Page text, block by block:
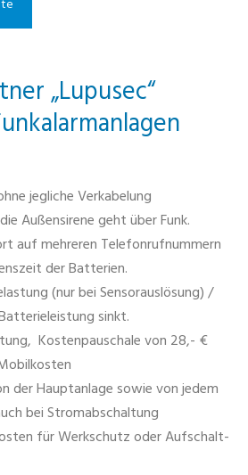
„Lupusec“
jegliche Verkabelung
Außensirene geht über Funk.
auf mehreren Telefonrufnummern
der Batterien.
(nur bei Sensorauslösung) /
sinkt.
Kostenpauschale von 28,- €
der Hauptanlage sowie von jedem
bei Stromabschaltung
für Werkschutz oder Aufschalt-